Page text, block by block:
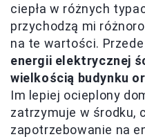
ciepła w różnych
przychodzą mi
na te wartości.
energii elektrycznej
wielkością budynku
Im lepiej ocieplony
zatrzymuje w środku,
zapotrzebowanie na